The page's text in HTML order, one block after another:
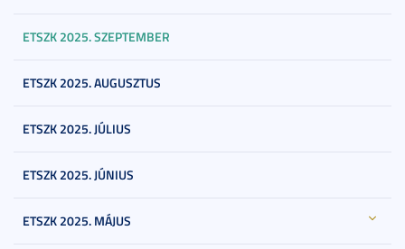
ETSZK 2025. SZEPTEMBER
ETSZK 2025. AUGUSZTUS
ETSZK 2025. JÚLIUS
ETSZK 2025. JÚNIUS
ETSZK 2025. MÁJUS